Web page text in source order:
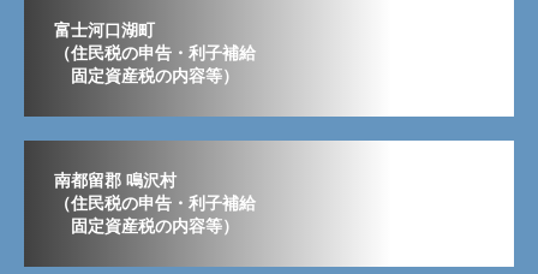
富士河口湖町
（住民税の申告・利子補給
固定資産税の内容等）
南都留郡 鳴沢村
（住民税の申告・利子補給
固定資産税の内容等）